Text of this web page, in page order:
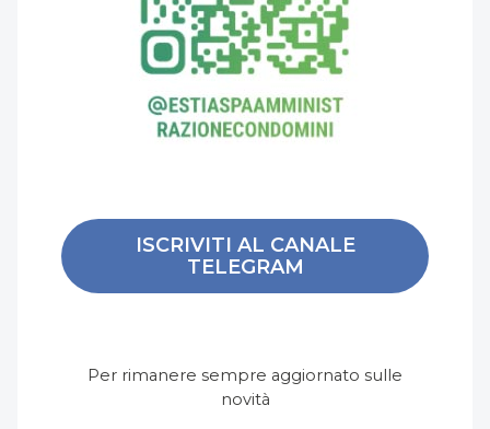
ISCRIVITI AL CANALE
TELEGRAM
Per rimanere sempre aggiornato sulle
novità